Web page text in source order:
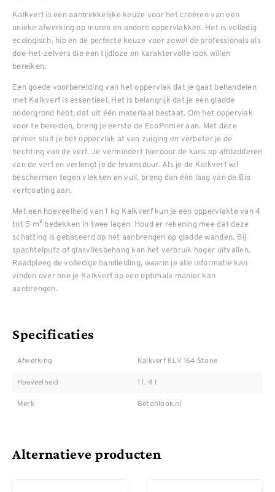
Kalkverf is een aantrekkelijke keuze voor het creëren van een
unieke afwerking op muren en andere oppervlakken. Het is volledig
ecologisch, hip en de perfecte keuze voor zowel de professionals als
doe-het-zelvers die een tijdloze en karaktervolle look willen
bereiken.
Een goede voorbereiding van het oppervlak dat je gaat behandelen
met Kalkverf is essentieel. Het is belangrijk dat je een gladde
ondergrond hebt, dat uit één materiaal bestaat. Om het oppervlak
voor te bereiden, breng je eerste de EcoPrimer aan. Met deze
primer sluit je het oppervlak af van zuiging en verbeter je de
hechting van de verf. Je vermindert hierdoor de kans op afbladderen
van de verf en verlengt je de levensduur. Als je de Kalkverf wil
beschermen tegen vlekken en vuil, breng dan één laag van de Bio
verfcoating aan.
Met een hoeveelheid van 1 kg Kalkverf kun je een oppervlakte van 4
tot 5 m² bedekken in twee lagen. Houd er rekening mee dat deze
schatting is gebaseerd op het aanbrengen op gladde wanden. Bij
spachtelputz of glasvliesbehang kan het verbruik hoger uitvallen.
Raadpleeg de volledige handleiding, waarin je alle informatie kan
vinden over hoe je Kalkverf op een optimale manier kan
aanbrengen.
Specificaties
Afwerking Kalkverf KLV 164 Stone
Hoeveelheid 1 l, 4 l
Merk Betonlook.nl
Alternatieve producten